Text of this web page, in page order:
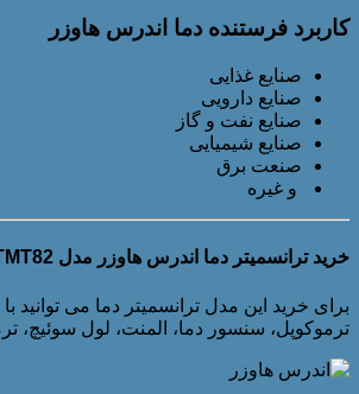
کاربرد فرستنده دما اندرس هاوزر
صنایع غذایی
صنایع دارویی
صنایع نفت و گاز
صنایع شیمیایی
صنعت برق
و غیره
خرید ترانسمیتر دما اندرس هاوزر مدل TMT82
برای خرید این مدل ترانسمیتر دما می
ترموکوپل، سنسور دما، المنت، لول سوئیچ،